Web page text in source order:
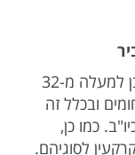
למשרד עו"ד עמי סביר יש ניסיון נצבר בן למעלה מ-32
ובכלל זה
כמו כן,
לסוגיהם.